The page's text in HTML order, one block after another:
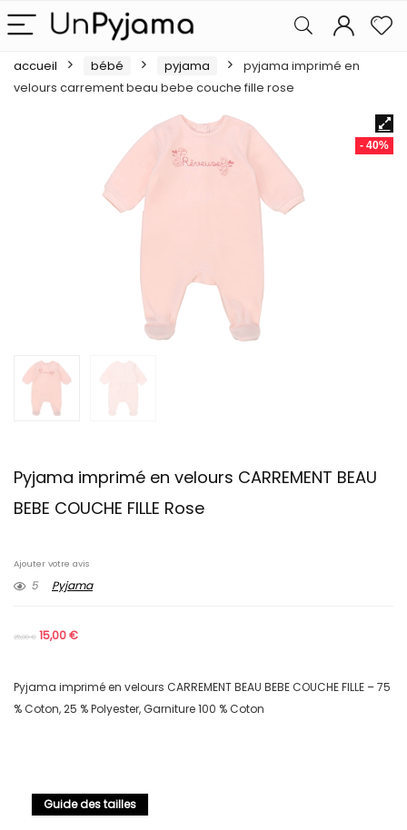
accueil bébé pyjama
pyjama imprimé en
velours carrement beau bebe couche fille rose
- 40%
Pyjama imprimé en velours CARREMENT BEAU
BEBE COUCHE FILLE Rose
Ajouter votre avis
5 Pyjama
25,00€ 15,00€
Pyjama imprimé en velours CARREMENT BEAU BEBE COUCHE FILLE – 75
% Coton, 25 % Polyester, Garniture 100 % Coton
Guide des tailles